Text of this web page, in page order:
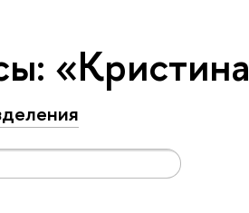
«Кристина